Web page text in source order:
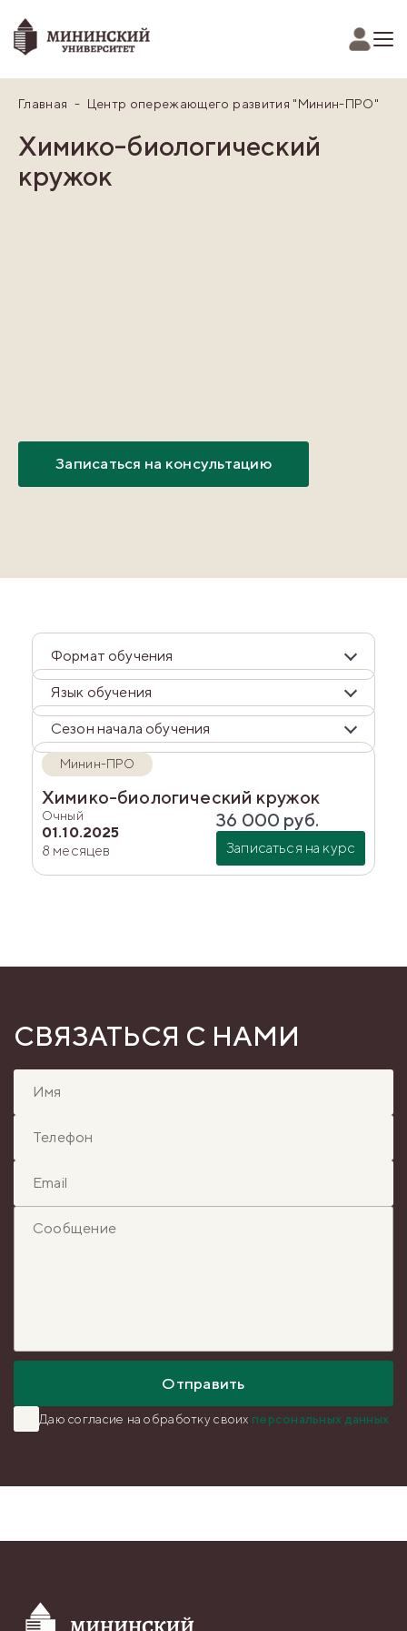
Главная Центр опережающего развития "Минин-ПРО"
Химико-биологический
кружок
Записаться на консультацию
Формат обучения
Язык обучения
Сезон начала обучения
Минин-ПРО
Химико-биологический кружок
Очный
01.10.2025
8 месяцев
36 000 руб.
Записаться на курс
СВЯЗАТЬСЯ С НАМИ
Отправить
Даю согласие на обработкусвоих персональных данных